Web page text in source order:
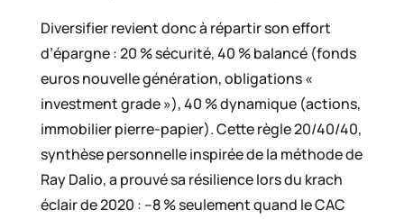
Diversifier revient donc à répartir son effort
d’épargne : 20 % sécurité, 40 % balancé (fonds
euros nouvelle génération, obligations «
investment grade »), 40 % dynamique (actions,
immobilier pierre-papier). Cette règle 20/40/40,
synthèse personnelle inspirée de la méthode de
Ray Dalio, a prouvé sa résilience lors du krach
éclair de 2020 : –8 % seulement quand le CAC